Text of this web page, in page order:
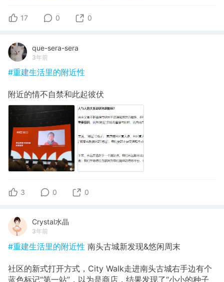
17 0 0
que-sera-sera
3年前
#重建生活里的附近性
附近的情不自禁和此起彼伏
3 0 0
Crystal水晶
3年前
#重建生活里的附近性 南头古城新发现&悠闲周末
社区的新式打开方式，City Walk走进南头古城右手边有个
蓝色标记“第一站”，以为是商店，结果发现了“小小的种子